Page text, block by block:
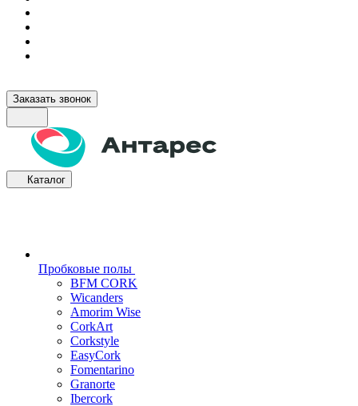
Заказать звонок
Каталог
Пробковые полы
BFM CORK
Wicanders
Amorim Wise
CorkArt
Corkstyle
EasyCork
Fomentarino
Granorte
Ibercork